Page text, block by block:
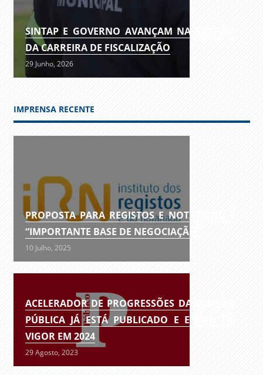
SINTAP E GOVERNO AVANÇAM NA REVISÃO
DA CARREIRA DE FISCALIZAÇÃO
29 Junho, 2026
IMPRENSA RECENTE
PROPOSTA PARA REGISTOS E NOTARIADO É
“IMPORTANTE BASE DE NEGOCIAÇÃO”
10 Julho, 2025
ACELERADOR DE PROGRESSÕES DA FUNÇÃO
PÚBLICA JÁ ESTÁ PUBLICADO E ENTRA EM
VIGOR EM 2024
29 Agosto, 2023